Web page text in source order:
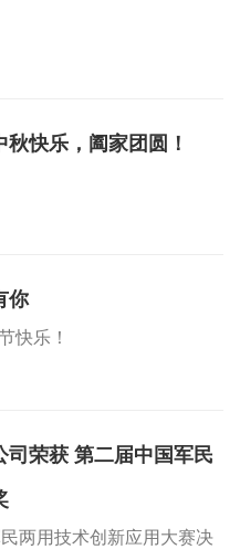
快乐，阖家团圆！
你
快乐！
司荣获 第二届中国军民
两用技术创新应用大赛决